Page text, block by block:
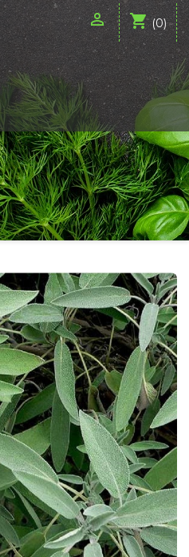
shopping_cart (0)
